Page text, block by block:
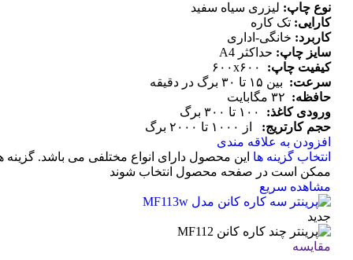
نوع چاپ: لیزری سیاه سفید
کارایی: تک کاره
کاربرد: خانگی-اداری
سایز چاپ: حداکثر A4
کیفیت چاپ:
۶۰۰x۶۰۰
سرعت: بین ۱۵ تا ۳۰ برگ در دقیقه
حافظه: ۳۲ مگابایت
ورودی کاغذ:
۱۰۰ تا ۳۰۰ برگ
حجم کارتریج:
از ۱۰۰۰ تا ۲۰۰۰ برگ
افزودن به علاقه مندی
انتخاب گزینه ها این محصول دارای انواع مختلفی می باشد. گزینه
ممکن است در صفحه محصول انتخاب شوند
مشاهده سریع
جدید
مقایسه